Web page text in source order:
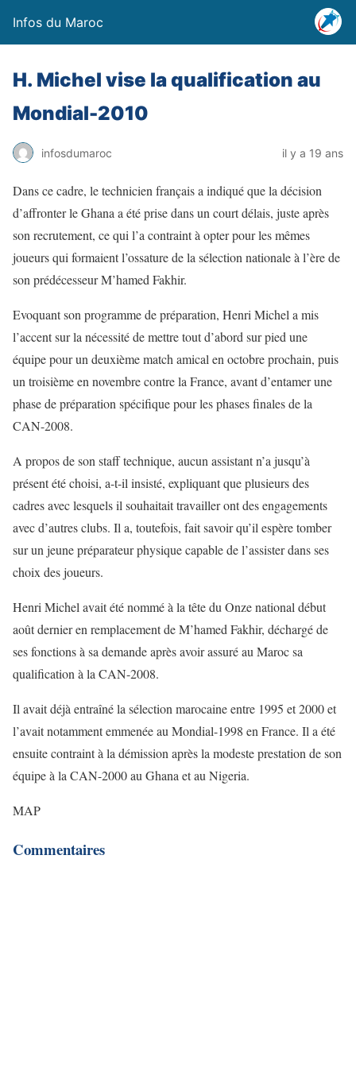
Infos du Maroc
H. Michel vise la qualification au
Mondial-2010
infosdumaroc il y a 19 ans
Dans ce cadre, le technicien français a indiqué que la décision
d’affronter le Ghana a été prise dans un court délais, juste après
son recrutement, ce qui l’a contraint à opter pour les mêmes
joueurs qui formaient l’ossature de la sélection nationale à l’ère de
son prédécesseur M’hamed Fakhir.
Evoquant son programme de préparation, Henri Michel a mis
l’accent sur la nécessité de mettre tout d’abord sur pied une
équipe pour un deuxième match amical en octobre prochain, puis
un troisième en novembre contre la France, avant d’entamer une
phase de préparation spécifique pour les phases finales de la
CAN-2008.
A propos de son staff technique, aucun assistant n’a jusqu’à
présent été choisi, a-t-il insisté, expliquant que plusieurs des
cadres avec lesquels il souhaitait travailler ont des engagements
avec d’autres clubs. Il a, toutefois, fait savoir qu’il espère tomber
sur un jeune préparateur physique capable de l’assister dans ses
choix des joueurs.
Henri Michel avait été nommé à la tête du Onze national début
août dernier en remplacement de M’hamed Fakhir, déchargé de
ses fonctions à sa demande après avoir assuré au Maroc sa
qualification à la CAN-2008.
Il avait déjà entraîné la sélection marocaine entre 1995 et 2000 et
l’avait notamment emmenée au Mondial-1998 en France. Il a été
ensuite contraint à la démission après la modeste prestation de son
équipe à la CAN-2000 au Ghana et au Nigeria.
MAP
Commentaires